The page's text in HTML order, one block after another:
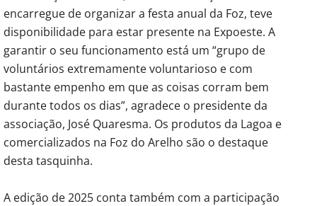
encarregue de organizar a festa anual da Foz, teve
disponibilidade para estar presente na Expoeste. A
garantir o seu funcionamento está um “grupo de
voluntários extremamente voluntarioso e com
bastante empenho em que as coisas corram bem
durante todos os dias”, agradece o presidente da
associação, José Quaresma. Os produtos da Lagoa e
comercializados na Foz do Arelho são o destaque
desta tasquinha.
A edição de 2025 conta também com a participação